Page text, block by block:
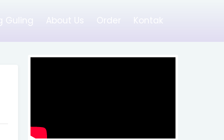
Guling About Us Order Kontak